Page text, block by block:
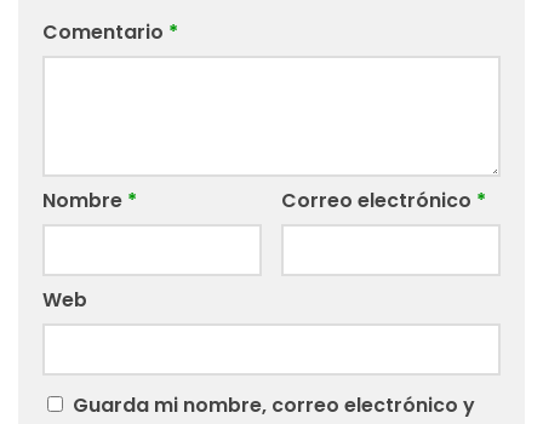
Comentario *
Nombre * Correo electrónico *
Web
Guarda mi nombre, correo electrónico y